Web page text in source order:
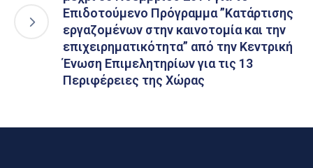
Επιδοτούμενο Πρόγραμμα ”Κατάρτισης
εργαζομένων στην καινοτομία και την
επιχειρηματικότητα” από την Κεντρική
Ένωση Επιμελητηρίων για τις 13
Περιφέρειες της Χώρας